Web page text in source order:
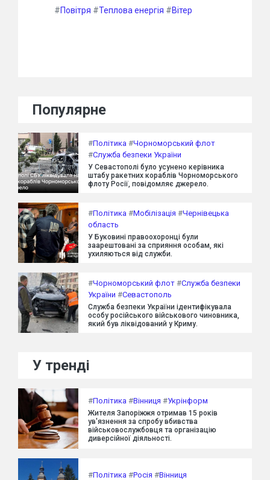
#Повітря #Теплова енергія #Вітер
Популярне
#Політика #Чорноморський флот
#Служба безпеки України
У Севастополі було усунено керівника
штабу ракетних кораблів Чорноморського
флоту Росії, повідомляє джерело.
#Політика #Мобілізація #Чернівецька
область
У Буковині правоохоронці були
заарештовані за сприяння особам, які
ухиляються від служби.
#Чорноморський флот #Служба безпеки
України #Севастополь
Служба безпеки України ідентифікувала
особу російського військового чиновника,
який був ліквідований у Криму.
У тренді
#Політика #Вінниця #Укрінформ
Жителя Запоріжжя отримав 15 років
ув'язнення за спробу вбивства
військовослужбовця та організацію
диверсійної діяльності.
#Політика #Росія #Вінниця